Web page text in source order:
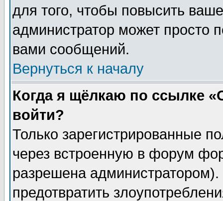
для того, чтобы повысить
администратор может просто
вами сообщений.
Вернуться к началу
Когда я щёлкаю по ссылке
войти?
Только зарегистрированные
через встроенную в форум
разрешена
предотвратить